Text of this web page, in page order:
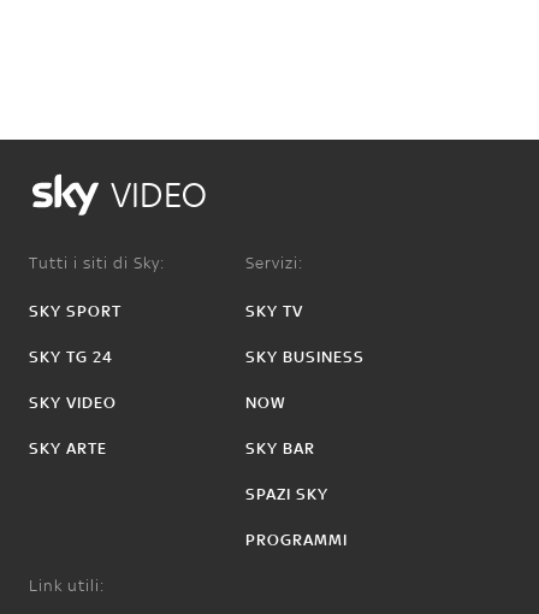
VIDEO
Tutti i siti di Sky:
SKY SPORT
SKY TG 24
SKY VIDEO
SKY ARTE
Servizi:
SKY TV
SKY BUSINESS
NOW
SKY BAR
SPAZI SKY
PROGRAMMI
Link utili: